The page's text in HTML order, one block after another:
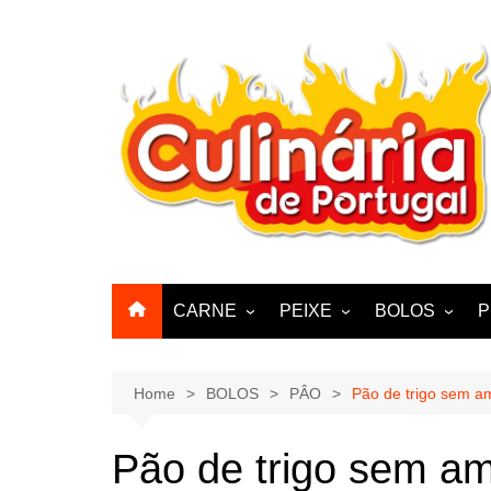
CARNE
FRANGO, PERÚ, PATO
PEIXE
POLVO, LULAS, CHOCO
BOLOS
BISCOITOS
PASTEIS,
CUPCAKES
Home BOLOS PÂO Pão de trigo sem
Pão de trigo sem